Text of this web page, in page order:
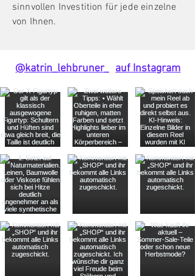
sinnvollen Investition für jede einzelne
von Ihnen.
auf Instagram
@katrin_lehbruner_